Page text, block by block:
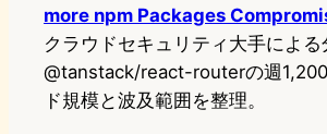
more npm Packages
クラウドセキュリティ大手による
@tanstack/react-routerの週
ド規模と波及範囲を整理。